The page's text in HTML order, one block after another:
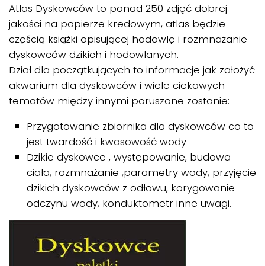
Atlas Dyskowców to ponad 250 zdjęć dobrej
jakości na papierze kredowym, atlas będzie
częścią książki opisującej hodowlę i rozmnażanie
dyskowców dzikich i hodowlanych.
Dział dla początkujących to informacje jak założyć
akwarium dla dyskowców i wiele ciekawych
tematów między innymi poruszone zostanie:
Przygotowanie zbiornika dla dyskowców co to
jest twardość i kwasowość wody
Dzikie dyskowce , występowanie, budowa
ciała, rozmnażanie ,parametry wody, przyjęcie
dzikich dyskowców z odłowu, korygowanie
odczynu wody, konduktometr inne uwagi.